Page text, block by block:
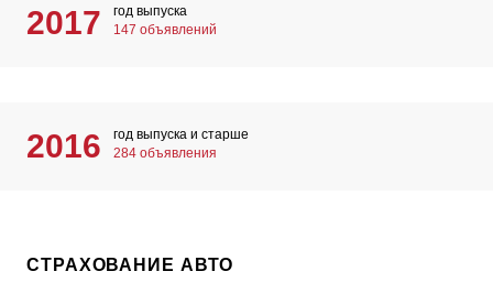
2017
год выпуска
147 объявлений
2016
год выпуска и старше
284 объявления
СТРАХОВАНИЕ АВТО